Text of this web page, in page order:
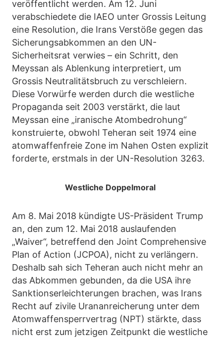
veröffentlicht werden. Am 12. Juni
verabschiedete die IAEO unter Grossis Leitung
eine Resolution, die Irans Verstöße gegen das
Sicherungsabkommen an den UN-
Sicherheitsrat verwies – ein Schritt, den
Meyssan als Ablenkung interpretiert, um
Grossis Neutralitätsbruch zu verschleiern.
Diese Vorwürfe werden durch die westliche
Propaganda seit 2003 verstärkt, die laut
Meyssan eine „iranische Atombedrohung“
konstruierte, obwohl Teheran seit 1974 eine
atomwaffenfreie Zone im Nahen Osten explizit
forderte, erstmals in der UN-Resolution 3263.
Westliche Doppelmoral
Am 8. Mai 2018 kündigte US-Präsident Trump
an, den zum 12. Mai 2018 auslaufenden
„Waiver“, betreffend den Joint Comprehensive
Plan of Action (JCPOA), nicht zu verlängern.
Deshalb sah sich Teheran auch nicht mehr an
das Abkommen gebunden, da die USA ihre
Sanktionserleichterungen brachen, was Irans
Recht auf zivile Urananreicherung unter dem
Atomwaffensperrvertrag (NPT) stärkte, dass
nicht erst zum jetzigen Zeitpunkt die westliche